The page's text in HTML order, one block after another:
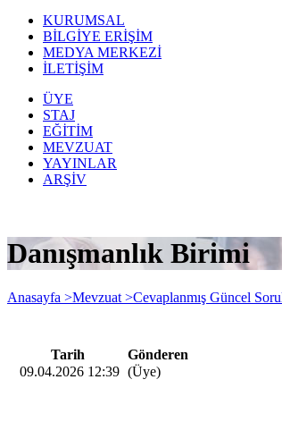
KURUMSAL
BİLGİYE ERİŞİM
MEDYA MERKEZİ
İLETİŞİM
ÜYE
STAJ
EĞİTİM
MEVZUAT
YAYINLAR
ARŞİV
Danışmanlık Birimi
Anasayfa >Mevzuat >Cevaplanmış Güncel
Tarih
Gönderen
09.04.2026 12:39 (Üye)